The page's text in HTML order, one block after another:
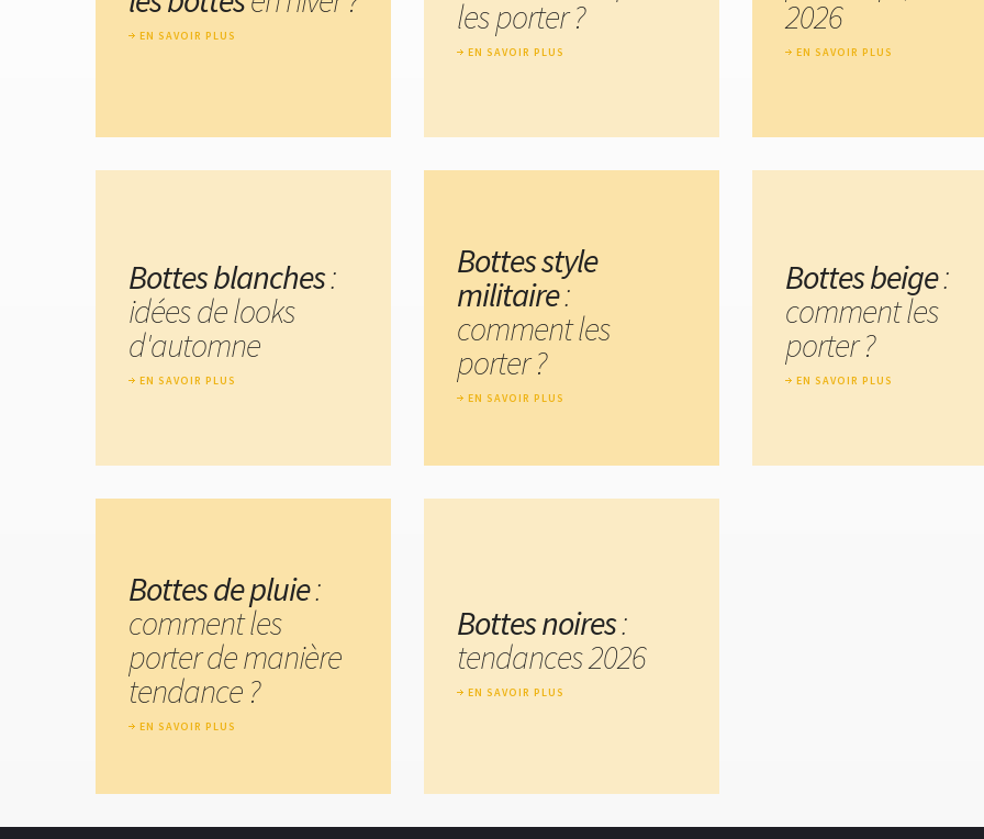
EN SAVOIR PLUS
les porter ?
EN SAVOIR PLUS
2026
EN SAVOIR PLUS
Bottes blanches:
idées de looks
d'automne
EN SAVOIR PLUS
Bottes style
militaire:
comment les
porter ?
EN SAVOIR PLUS
Bottes beige:
comment les
porter ?
EN SAVOIR PLUS
Bottes de pluie:
comment les
porter de manière
tendance ?
EN SAVOIR PLUS
Bottes noires:
tendances 2026
EN SAVOIR PLUS